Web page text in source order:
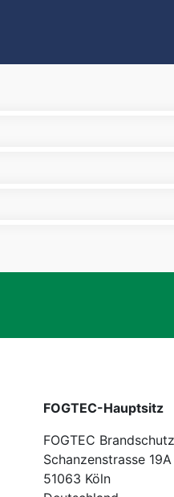
FOGTEC-Hauptsitz
FOGTEC
Schanzenstrasse 19A
51063 Köln